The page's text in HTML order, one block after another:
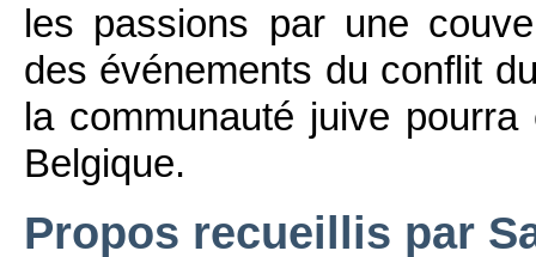
les passions par une
des événements du conflit
la communauté juive
Belgique.
Propos recueillis par